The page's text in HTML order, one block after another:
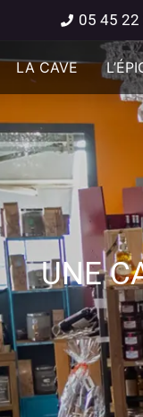
05 45 22
LA CAVE
UNE